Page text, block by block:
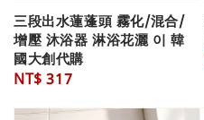
三段出水蓮蓬頭 霧化/混合/
增壓 沐浴器 淋浴花灑 이 韓
國大創代購
Regular
NT$ 317